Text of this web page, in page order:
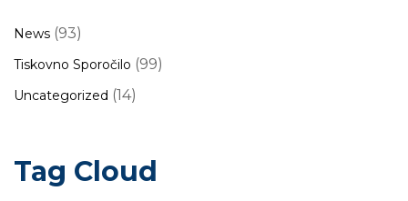
News (93)
Tiskovno Sporočilo (99)
Uncategorized (14)
Tag Cloud